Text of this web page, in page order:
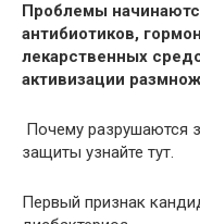
Проблемы
антибиотиков,
лекарственных
активизации
Почему разрушаются
защиты узнайте тут.
Первый признак